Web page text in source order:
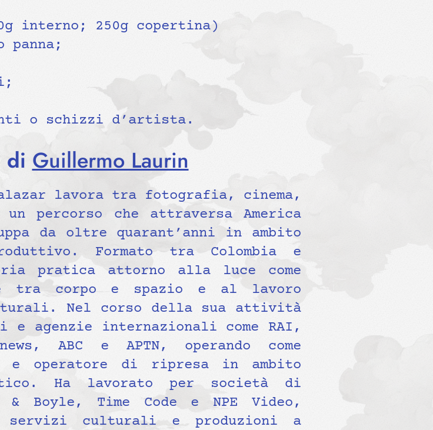
interno; 250g copertina)
panna;
o schizzi d’artista.
diGuillermo Laurin
lavora tra fotografia, cinema,
percorso che attraversa America
da oltre quarant’anni in ambito
Formato tra Colombia e
pratica attorno alla luce come
tra corpo e spazio e al lavoro
Nel corso della sua attività
e agenzie internazionali come RAI,
ABC e APTN, operando come
operatore di ripresa in ambito
Ha lavorato per società di
Boyle, Time Code e NPE Video,
servizi culturali e produzioni a